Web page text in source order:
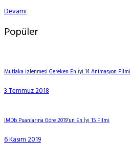
Devamı
Popüler
Mutlaka İzlenmesi Gereken En İyi 14 Animasyon Filmi
3 Temmuz 2018
IMDb Puanlarına Göre 2019’un En İyi 15 Filmi
6 Kasım 2019